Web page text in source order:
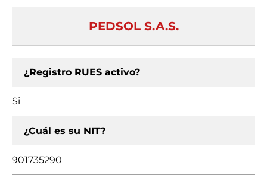
PEDSOL S.A.S.
¿Registro RUES activo?
Si
¿Cuál es su NIT?
901735290